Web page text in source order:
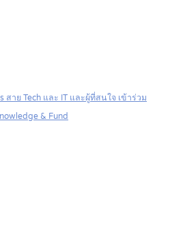
าย Tech และ IT และผู้ที่สนใจ เข้าร่วม
& Fund